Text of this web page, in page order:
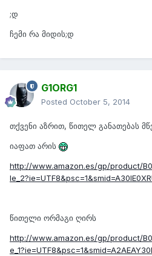
;დ
ჩემი რა მიდის;დ
G1ORG1
Posted October 5, 2014
თქვენი აზრით, წითელ განათებას
იაფათ არის
http://www.amazon.es/gp/product/
წითელი ორმაგი ღირს
http://www.amazon.es/gp/product/